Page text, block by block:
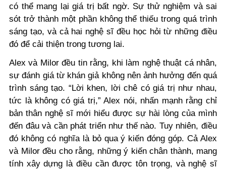
có thể mang lại giá trị bất ngờ. Sự thử nghiệm và sai
sót trở thành một phần không thể thiếu trong quá trình
sáng tạo, và cả hai nghệ sĩ đều học hỏi từ những điều
đó để cải thiện trong tương lai.
Alex và Milor đều tin rằng, khi làm nghệ thuật cá nhân,
sự đánh giá từ khán giả không nên ảnh hưởng đến quá
trình sáng tạo. “Lời khen, lời chê có giá trị như nhau,
tức là không có giá trị,” Alex nói, nhấn mạnh rằng chỉ
bản thân nghệ sĩ mới hiểu được sự hài lòng của mình
đến đâu và cần phát triển như thế nào. Tuy nhiên, điều
đó không có nghĩa là bỏ qua ý kiến đóng góp. Cả Alex
và Milor đều cho rằng, những ý kiến chân thành, mang
tính xây dựng là điều cần được tôn trọng, và nghệ sĩ